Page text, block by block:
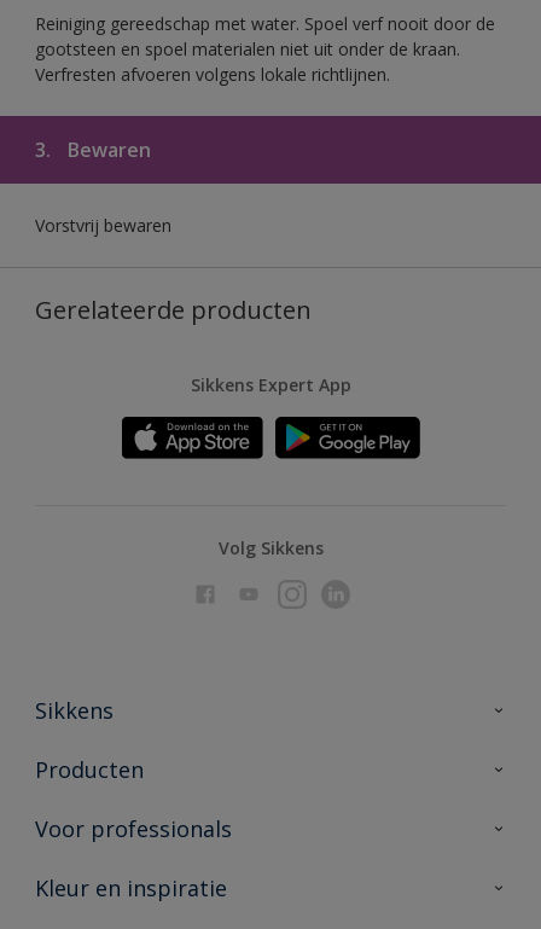
Reiniging gereedschap met water. Spoel verf nooit door de
gootsteen en spoel materialen niet uit onder de kraan.
Verfresten afvoeren volgens lokale richtlijnen.
3. Bewaren
Vorstvrij bewaren
Gerelateerde producten
Sikkens Expert App
Volg Sikkens
Sikkens
Over Sikkens
Duurzaamheid
Producten
Producten voor binnen
Vind je verkooppunt
Voor professionals
Advies & service
Kleur en inspiratie